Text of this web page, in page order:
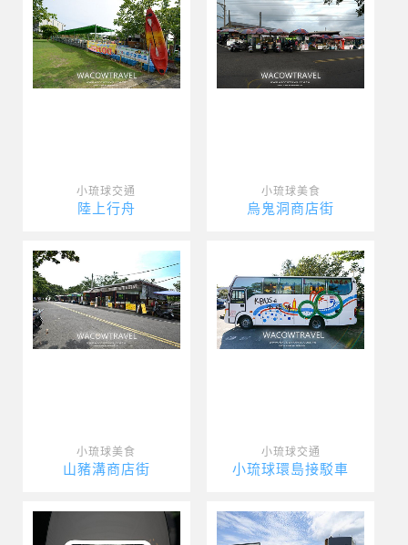
小琉球交通
陸上行舟
小琉球美食
烏鬼洞商店街
小琉球美食
山豬溝商店街
小琉球交通
小琉球環島接駁車